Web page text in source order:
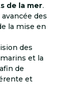
de la mer.
des
la mise en
des
et la
de
et